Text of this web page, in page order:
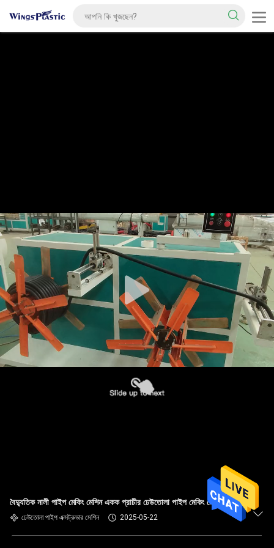
বৈদ্যুতিক নালী পাইপ মেকিং মেশিন একক প্রাচীর ঢেউতোলা পাইপ মেকিং মেশিন
ঢেউতোলা পাইপ এক্সট্রুডার মেশিন 2025-05-22